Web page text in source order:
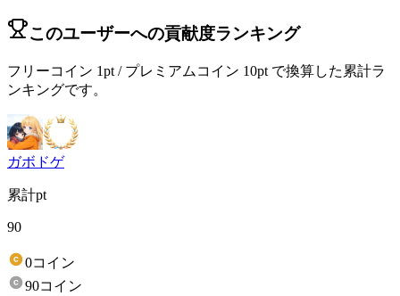
このユーザーへの貢献度ランキング
フリーコイン 1pt / プレミアムコイン 10pt で換算した累計ラ
ンキングです。
ガボドゲ
累計pt
90
0コイン
90コイン